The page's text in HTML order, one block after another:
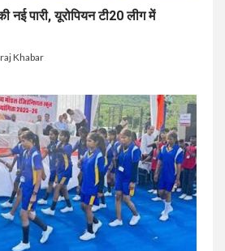
नई पारी, यूरोपियन टी20 लीग में
Khabar